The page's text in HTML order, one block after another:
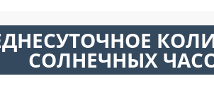
СОЛНЕЧНЫХ